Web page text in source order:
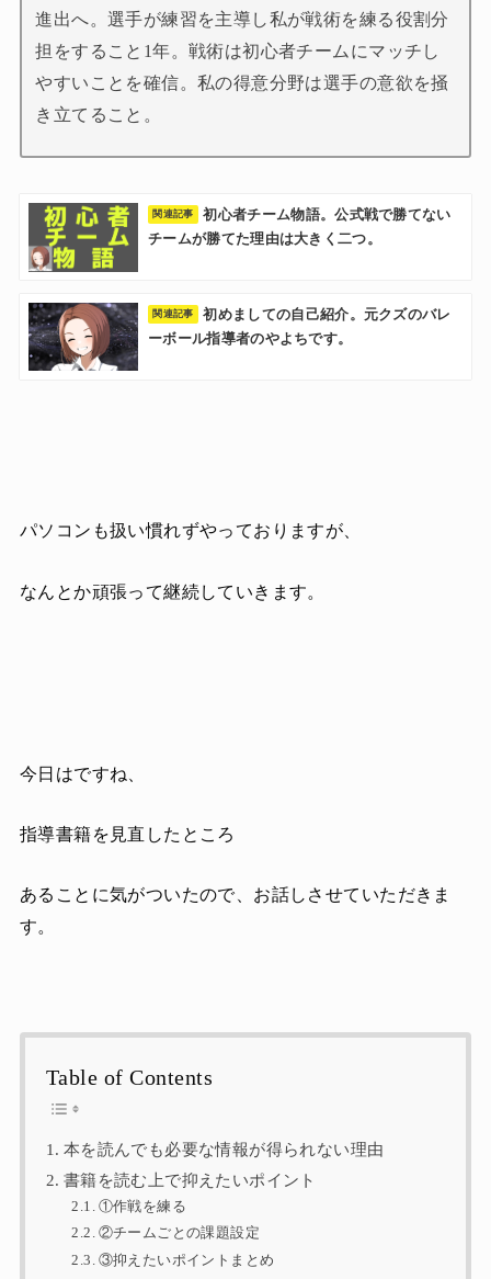
進出へ。選手が練習を主導し私が戦術を練る役割分
担をすること1年。戦術は初心者チームにマッチし
やすいことを確信。私の得意分野は選手の意欲を掻
き立てること。
初心者チーム物語。公式戦で勝てない
チームが勝てた理由は大きく二つ。
初めましての自己紹介。元クズのバレ
ーボール指導者のやよちです。
パソコンも扱い慣れずやっておりますが、
なんとか頑張って継続していきます。
今日はですね、
指導書籍を見直したところ
あることに気がついたので、お話しさせていただきま
す。
Table of Contents
本を読んでも必要な情報が得られない理由
書籍を読む上で抑えたいポイント
①作戦を練る
②チームごとの課題設定
③抑えたいポイントまとめ